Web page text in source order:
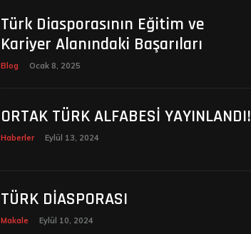
Türk Diasporasının Eğitim ve
Kariyer Alanındaki Başarıları
Blog Ocak 8, 2025
ORTAK TÜRK ALFABESİ YAYINLANDI!
Haberler Eylül 13, 2024
TÜRK DİASPORASI
Makale Eylül 10, 2024